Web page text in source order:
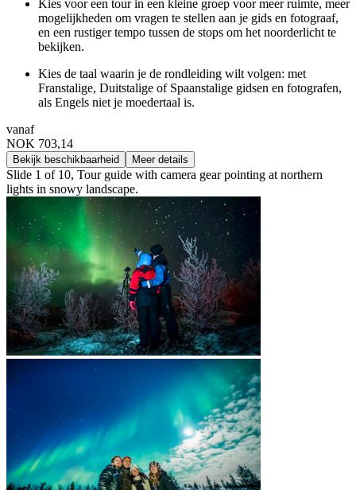
Kies voor een tour in een kleine groep voor meer ruimte, meer
mogelijkheden om vragen te stellen aan je gids en fotograaf,
en een rustiger tempo tussen de stops om het noorderlicht te
bekijken.
Kies de taal waarin je de rondleiding wilt volgen: met
Franstalige, Duitstalige of Spaanstalige gidsen en fotografen,
als Engels niet je moedertaal is.
vanaf
NOK 703,14
Bekijk beschikbaarheid Meer details
Slide 1 of 10, Tour guide with camera gear pointing at northern
lights in snowy landscape.